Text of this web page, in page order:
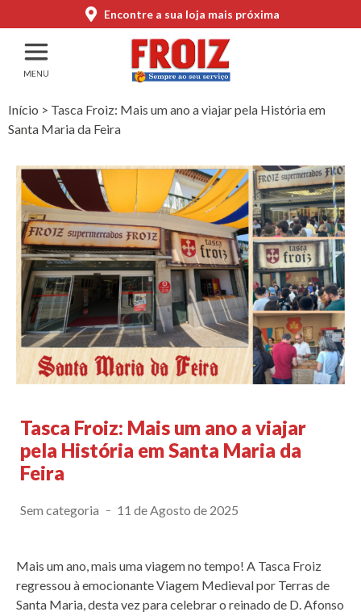
Encontre a sua loja mais próxima
Início > Tasca Froiz: Mais um ano a viajar pela História em
Santa Maria da Feira
Tasca Froiz: Mais um ano a viajar
pela História em Santa Maria da
Feira
Sem categoria 11 de Agosto de 2025
Mais um ano, mais uma viagem no tempo! A Tasca Froiz
regressou à emocionante Viagem Medieval por Terras de
Santa Maria, desta vez para celebrar o reinado de D. Afonso